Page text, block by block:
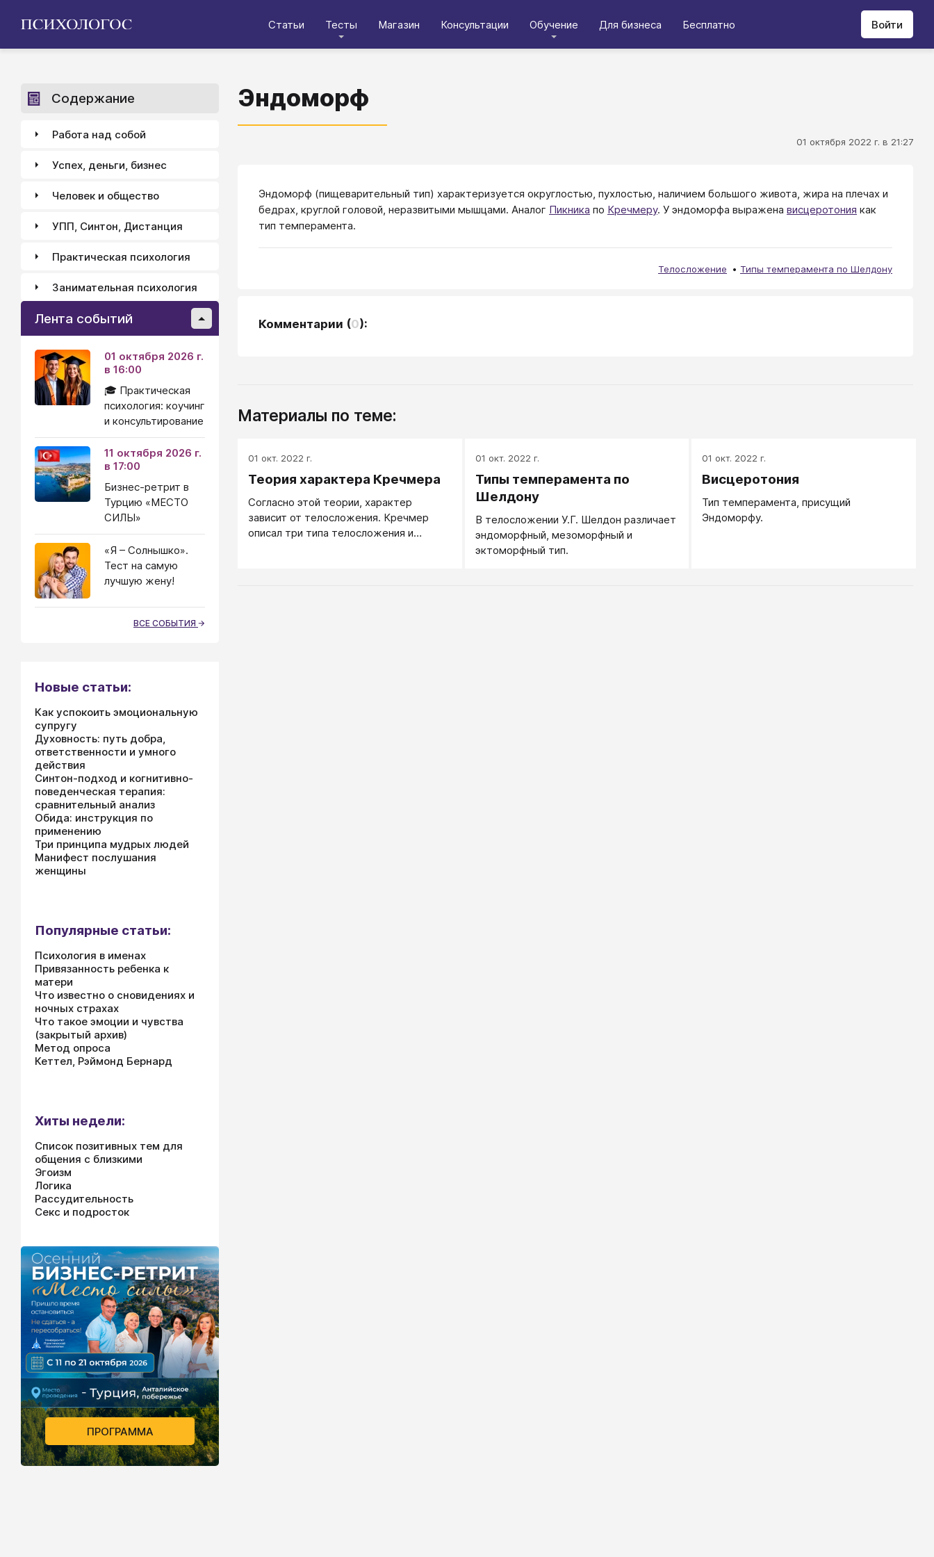
Статьи Тесты Магазин Консультации Обучение Для бизнеса Бесплатно Войти
Эндоморф
01 октября 2022 г. в 21:27
Эндоморф (пищеварительный тип) характеризуется округлостью, пухлостью, наличием большого живота, жира на плечах и
бедрах, круглой головой, неразвитыми мышцами. Аналог Пикника по Кречмеру. У эндоморфа выражена висцеротония как
тип темперамента.
Телосложение Типы темперамента по Шелдону
Комментарии (0):
Материалы по теме:
01 окт. 2022 г.
Теория характера Кречмера
Согласно этой теории, характер
зависит от телосложения. Кречмер
описал три типа телосложения и
01 окт. 2022 г.
Типы темперамента по
Шелдону
В телосложении У.Г. Шелдон различает
эндоморфный, мезоморфный и
эктоморфный тип.
01 окт. 2022 г.
Висцеротония
Тип темперамента, присущий
Эндоморфу.
Содержание
Работа над собой
Успех, деньги, бизнес
Человек и общество
УПП, Синтон, Дистанция
Практическая психология
Занимательная психология
Лента событий
01 октября 2026 г.
в 16:00
🎓 Практическая
психология: коучинг
и консультирование
11 октября 2026 г.
в 17:00
Бизнес-ретрит в
Турцию «МЕСТО
СИЛЫ»
«Я – Солнышко».
Тест на самую
лучшую жену!
ВСЕ СОБЫТИЯ
Новые статьи:
Как успокоить эмоциональную
супругу
Духовность: путь добра,
ответственности и умного
действия
Синтон-подход и когнитивно-
поведенческая терапия:
сравнительный анализ
Обида: инструкция по
применению
Три принципа мудрых людей
Манифест послушания
женщины
Популярные статьи:
Психология в именах
Привязанность ребенка к
матери
Что известно о сновидениях и
ночных страхах
Что такое эмоции и чувства
(закрытый архив)
Метод опроса
Кеттел, Рэймонд Бернард
Хиты недели:
Список позитивных тем для
общения с близкими
Эгоизм
Логика
Рассудительность
Секс и подросток
ПРОГРАММА